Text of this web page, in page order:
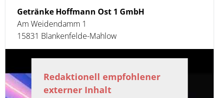
Getränke Hoffmann Ost 1 GmbH
Am Weidendamm 1
15831 Blankenfelde-Mahlow
Redaktionell empfohlener
externer Inhalt